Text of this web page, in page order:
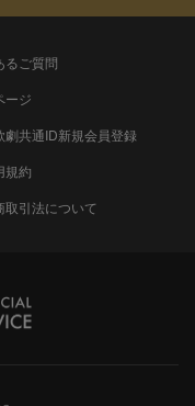
るご質問
ージ
劇共通ID新規会員登録
規約
取引法について